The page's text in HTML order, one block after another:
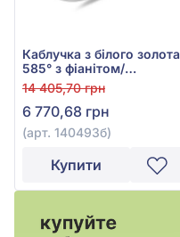
Каблучка з білого золота
585° з фіанітом/
куб.цирконієм, арт.
140493б
14 405,70 грн
6 770,68 грн
(арт. 140493б)
Купити